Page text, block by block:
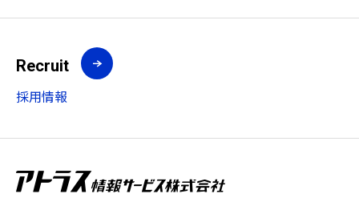
Recruit
採用情報